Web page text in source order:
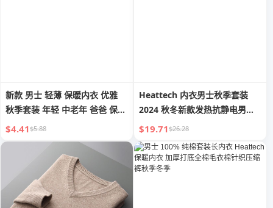
新款 男士 轻薄 保暖内衣 优雅
秋季套装 年轻 中老年 爸爸 保暖
衣 加厚 秋冬
$4.41$5.88
Heattech 内衣男士秋季套装
2024 秋冬新款发热抗静电男士
保暖衣
$19.71$26.28